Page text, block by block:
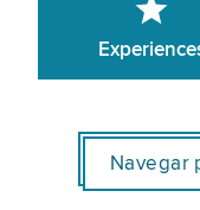
Navegar